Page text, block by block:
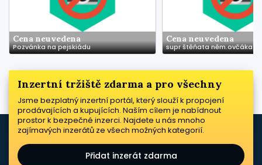
Cena neuvedena
Pozvánka na pejskiádu
Cena neuvedena
supr štěńata něm.ovčáka
Inzertní tržiště zdarma a pro všechny
Jsme bezplatný inzertní portál, který slouží k propojení
prodávajících a kupujících. Naším cílem je nabídnout
prostor k bezpečné inzerci. Najdete u nás mnoho
zajímavých inzerátů ze všech možných kategorií.
Přidat inzerát zdarma